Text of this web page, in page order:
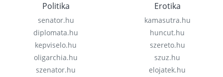
Politika
senator.hu
diplomata.hu
kepviselo.hu
oligarchia.hu
szenator.hu
Erotika
kamasutra.hu
huncut.hu
szereto.hu
szuz.hu
elojatek.hu